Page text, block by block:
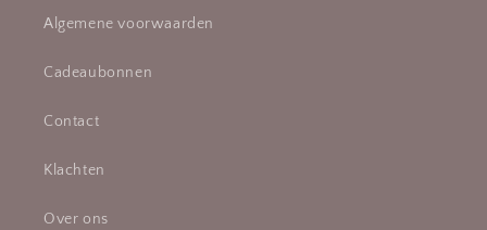
Algemene voorwaarden
Cadeaubonnen
Contact
Klachten
Over ons